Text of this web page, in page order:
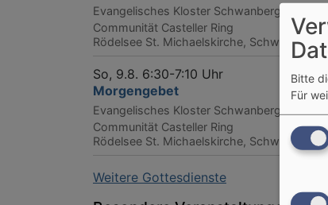
Evangelisches Kloster Schwanberg -
Communität Casteller Ring
Rödelsee St. Michaelskirche, Schwanberg
So, 9.8. 6:30-7:10 Uhr
Morgengebet
Evangelisches Kloster Schwanberg -
Communität Casteller Ring
Rödelsee St. Michaelskirche, Schwanberg
Weitere Gottesdienste
Bitte
Für